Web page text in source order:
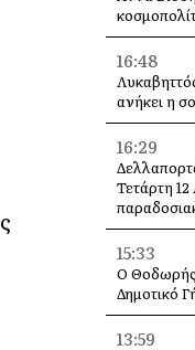
16:48
ανήκει η
16:29
Τετάρτη
15:33
Ο Θοδωρής
Δημοτικό
13:59